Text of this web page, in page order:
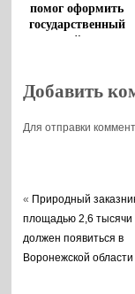
помог оформить
государственный
дорожный патруль
Добавить
Для отправки
« Природный
площадью 2,6 тысячи
должен появиться в
Воронежской области